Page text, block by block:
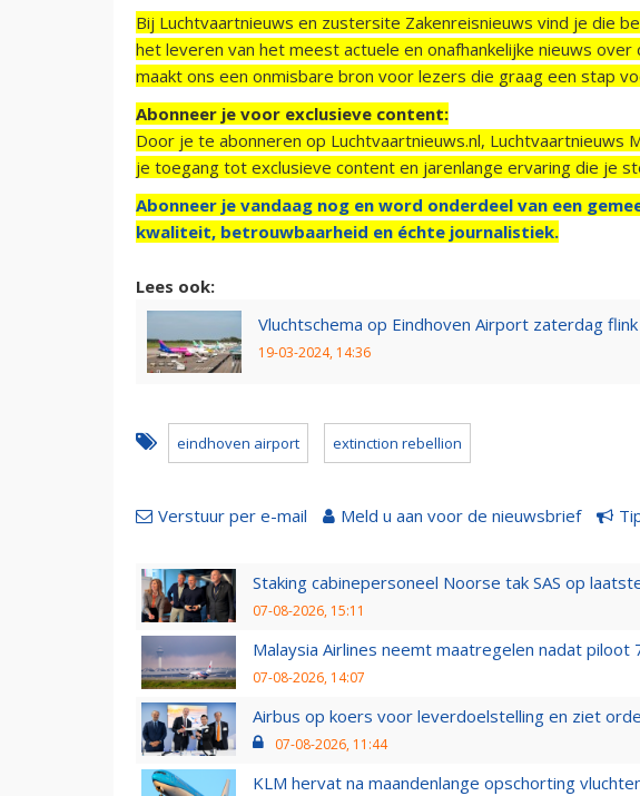
Bij Luchtvaartnieuws en zustersite Zakenreisnieuws vind je die
het leveren van het meest actuele en onafhankelijke nieuws
maakt ons een onmisbare bron voor lezers die graag een stap
Abonneer je voor exclusieve content:
Door je te abonneren op Luchtvaartnieuws.nl, Luchtvaartnieuws
je toegang tot exclusieve content en jarenlange ervaring die je
Abonneer je vandaag nog en word onderdeel van een
kwaliteit, betrouwbaarheid en échte journalistiek.
Lees ook:
Vluchtschema op Eindhoven Airport zaterdag
19-03-2024, 14:36
eindhoven airport extinction rebellion
Verstuur per e-mail Meld u aan voor de nieuwsbrief
Staking cabinepersoneel Noorse tak SAS op
07-08-2026, 15:11
Malaysia Airlines neemt maatregelen nadat piloot
07-08-2026, 14:07
Airbus op koers voor leverdoelstelling en ziet
07-08-2026, 11:44
KLM hervat na maandenlange opschorting